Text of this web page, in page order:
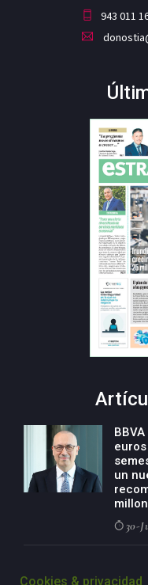
943 011
un
30-
Cookies & privacidad